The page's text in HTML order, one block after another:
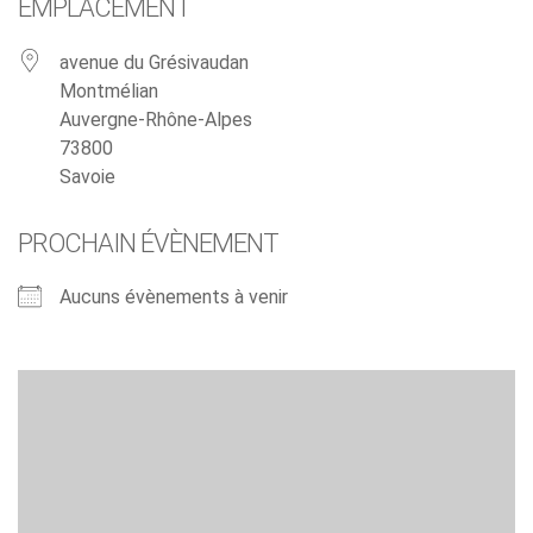
EMPLACEMENT
avenue du Grésivaudan
Montmélian
Auvergne-Rhône-Alpes
73800
Savoie
PROCHAIN ÉVÈNEMENT
Aucuns évènements à venir